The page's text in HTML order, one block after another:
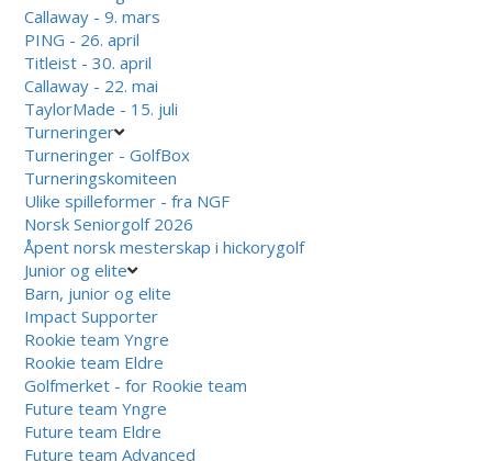
Callaway - 9. mars
PING - 26. april
Titleist - 30. april
Callaway - 22. mai
TaylorMade - 15. juli
Turneringer
Turneringer - GolfBox
Turneringskomiteen
Ulike spilleformer - fra NGF
Norsk Seniorgolf 2026
Åpent norsk mesterskap i hickorygolf
Junior og elite
Barn, junior og elite
Impact Supporter
Rookie team Yngre
Rookie team Eldre
Golfmerket - for Rookie team
Future team Yngre
Future team Eldre
Future team Advanced